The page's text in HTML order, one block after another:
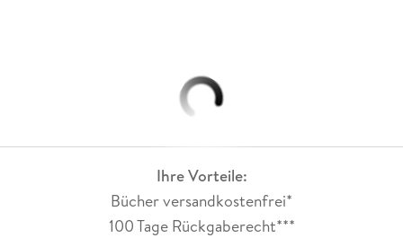
Ihre Vorteile:
Bücher versandkostenfrei*
100 Tage Rückgaberecht***